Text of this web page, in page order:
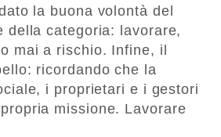
la buona volontà del
della categoria: lavorare,
mai a rischio. Infine, il
ricordando che la
i proprietari e i gestori
missione. Lavorare